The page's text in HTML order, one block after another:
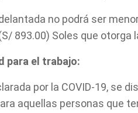
no podrá ser
893.00) Soles que otorga
para el trabajo:
por la COVID-19, se
aquellas personas que